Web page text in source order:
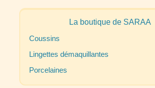
La boutique de SARAA
Coussins
Lingettes démaquillantes
Porcelaines